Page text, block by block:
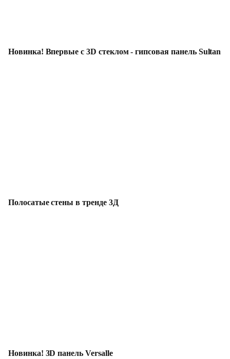
Новинка! Впервые с 3D стеклом - гипсовая панель Sultan
Полосатые стены в тренде 3Д
Новинка! 3D панель Versalle